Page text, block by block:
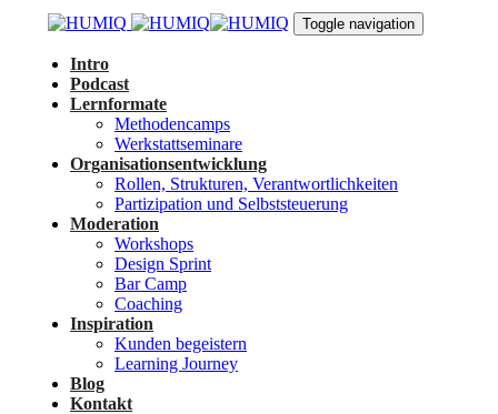
überspringen
primären
Navigation
Toggle navigation
Intro
Podcast
Lernformate
Methodencamps
Werkstattseminare
Organisationsentwicklung
Rollen, Strukturen, Verantwortlichkeiten
Partizipation und Selbststeuerung
Moderation
Workshops
Design Sprint
Bar Camp
Coaching
Inspiration
Kunden begeistern
Learning Journey
Blog
Kontakt